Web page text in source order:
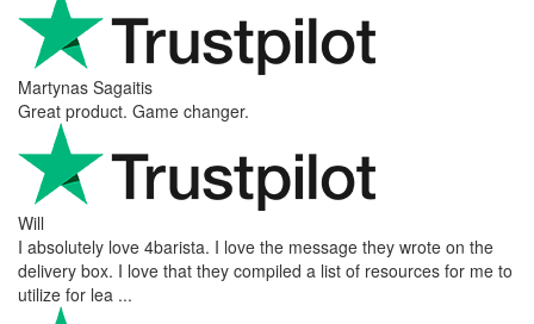
Martynas Sagaitis
Great product. Game changer.
Will
I absolutely love 4barista. I love the message they wrote on the
delivery box. I love that they compiled a list of resources for me to
utilize for lea ...